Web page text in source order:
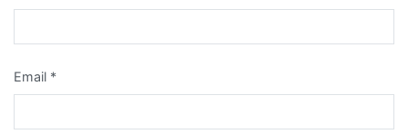
Email *